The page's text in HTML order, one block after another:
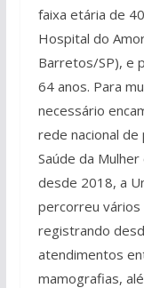
faixa etária de
Hospital do
Barretos/SP), e
64 anos. Para
necessário
rede nacional
Saúde da
desde 2018, a
percorreu vários
registrando
atendimentos
mamografias,